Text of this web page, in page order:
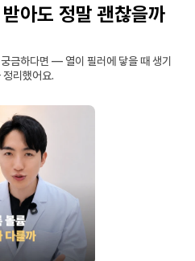
아도 정말 괜찮을까
금하다면 — 열이 필러에 닿을 때 생기
리했어요.